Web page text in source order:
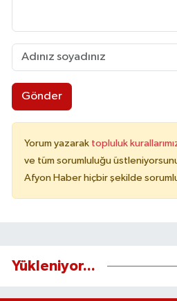
Gönder
Yorum yazarak topluluk
ve tüm sorumluluğu
Afyon Haber hiçbir şekilde
Yükleniyor...